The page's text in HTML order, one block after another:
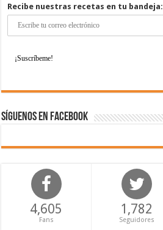
Recibe nuestras recetas en tu bandeja:
Síguenos en Facebook
4,605
Fans
1,782
Seguidores